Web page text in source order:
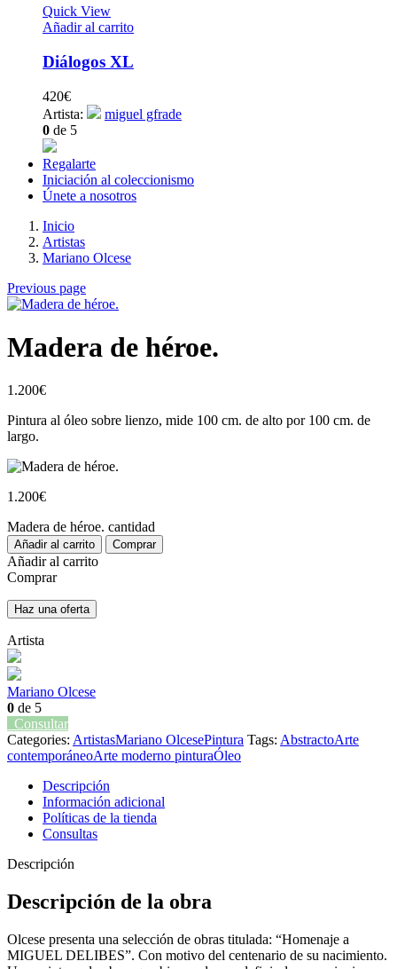
Quick View
Añadir al carrito
Diálogos XL
420€
Artista:
miguel gfrade
0 de 5
Regalarte
Iniciación al coleccionismo
Únete a nosotros
Inicio
Artistas
Mariano Olcese
Previous page
Madera de héroe.
1.200€
Pintura al óleo sobre lienzo, mide 100 cm. de alto por 100 cm. de
largo.
1.200€
Madera de héroe. cantidad
Añadir al carrito Comprar
Añadir al carrito
Comprar
Haz una oferta
Artista
Mariano Olcese
0 de 5
Consultar
Categories: ArtistasMariano OlcesePintura Tags: AbstractoArte
contemporáneoArte moderno pinturaÓleo
Descripción
Información adicional
Políticas de la tienda
Consultas
Descripción
Descripción de la obra
Olcese presenta una selección de obras titulada: “Homenaje a
MIGUEL DELIBES”. Con motivo del centenario de su nacimiento.